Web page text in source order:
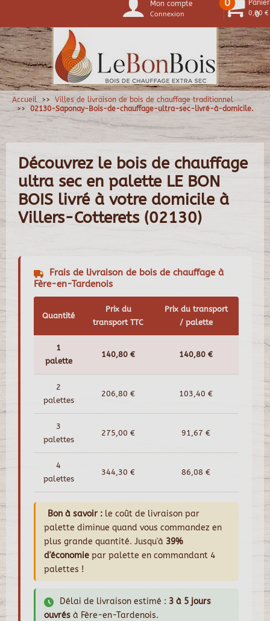
0
Mon compte
Connexion
0 Panier
0,00 €
Accueil
Villes de livraison de bois de chauffage traditionnel
02130-Saponay-Bois-de-chauffage-ultra-sec-livré-à-domicile.
Découvrez le bois de chauffage
ultra sec en palette LE BON
BOIS livré à votre domicile à
Villers-Cotterets (02130)
Frais de livraison de bois de chauffage à
Fère-en-Tardenois
Quantité
Prix du
transport TTC
Prix du transport
/ palette
1
palette
140,80 € 140,80 €
2
palettes
206,80 € 103,40 €
3
palettes
275,00 € 91,67 €
4
palettes
344,30 € 86,08 €
Bon à savoir : le coût de livraison par
palette diminue quand vous commandez en
plus grande quantité. Jusqu'à 39%
d'économie par palette en commandant 4
palettes !
Délai de livraison estimé : 3 à 5 jours
ouvrés à Fère-en-Tardenois.